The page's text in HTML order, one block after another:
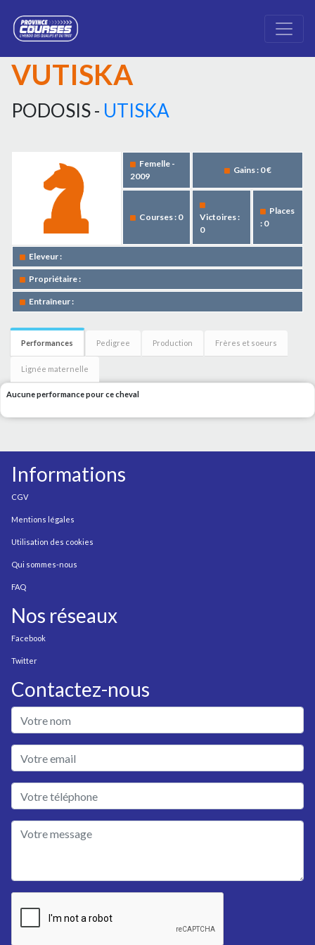
VUTISKA
PODOSIS - UTISKA
Femelle -
2009
Gains : 0 €
Courses : 0
Victoires :
0
Places
: 0
Eleveur :
Propriétaire :
Entraîneur :
Performances Pedigree Production Frères et soeurs
Lignée maternelle
Aucune performance pour ce cheval
Informations
CGV
Mentions légales
Utilisation des cookies
Qui sommes-nous
FAQ
Nos réseaux
Facebook
Twitter
Contactez-nous